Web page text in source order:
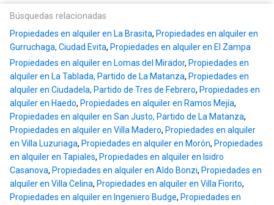
Búsquedas relacionadas
Propiedades en alquiler en La Brasita, Propiedades en alquiler en
Gurruchaga, Ciudad Evita, Propiedades en alquiler en El Zampa
Propiedades en alquiler en Lomas del Mirador, Propiedades en
alquiler en La Tablada, Partido de La Matanza, Propiedades en
alquiler en Ciudadela, Partido de Tres de Febrero, Propiedades en
alquiler en Haedo, Propiedades en alquiler en Ramos Mejía,
Propiedades en alquiler en San Justo, Partido de La Matanza,
Propiedades en alquiler en Villa Madero, Propiedades en alquiler
en Villa Luzuriaga, Propiedades en alquiler en Morón, Propiedades
en alquiler en Tapiales, Propiedades en alquiler en Isidro
Casanova, Propiedades en alquiler en Aldo Bonzi, Propiedades en
alquiler en Villa Celina, Propiedades en alquiler en Villa Fiorito,
Propiedades en alquiler en Ingeniero Budge, Propiedades en